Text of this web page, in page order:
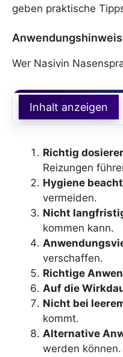
geben praktische
Wer Nasivin
Inhalt anzeigen
Richtig
Reizungen
Hygiene
vermeiden.
Nicht
kommen kann.
verschaffen.
Richtige
Auf die
Nicht bei
kommt.
Alternative
werden können.